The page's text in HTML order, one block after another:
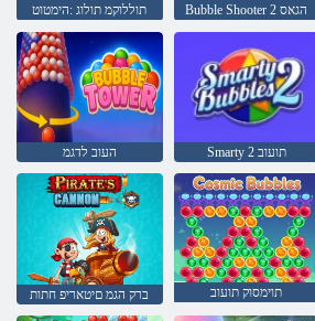
תוללוקמ תולוג :הימטוט Bubble Shooter 2 הגאס
העוב לדגמ Smarty 2 תועוב
ברק הגמ םיטאריפ חתות תוימסוק תועוב